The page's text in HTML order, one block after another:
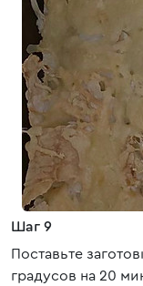
Шаг 9
Поставьте
градусов на 20